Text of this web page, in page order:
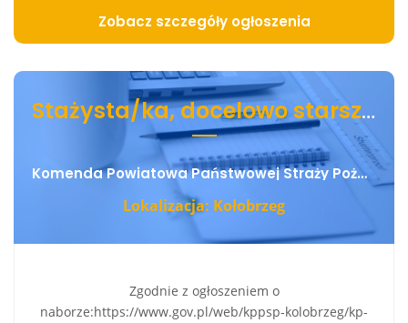
Zobacz szczegóły ogłoszenia
Stażysta/ka, docelowo starszy/a specjalista/ka ds. kontrolno- rozpoznawczych
Komenda Powiatowa Państwowej Straży Pożarnej w Kołobrzegu
Lokalizacja: Kołobrzeg
Zgodnie z ogłoszeniem o
naborze:https://www.gov.pl/web/kppsp-kolobrzeg/kp-